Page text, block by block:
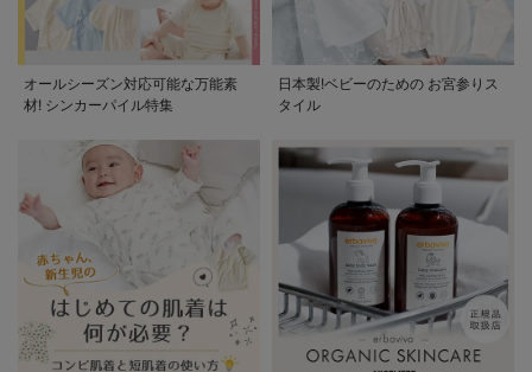
オールシーズン対応可能な万能素
材! シンカーパイル特集
日本製!ベビーのための お宮参りス
タイル